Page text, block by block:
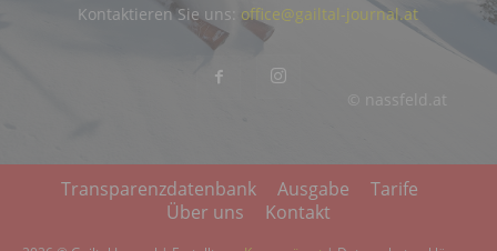
© nassfeld.at
Kontaktieren Sie uns: office@gailtal-journal.at
Transparenzdatenbank Ausgabe
Tarife
Über uns
Kontakt